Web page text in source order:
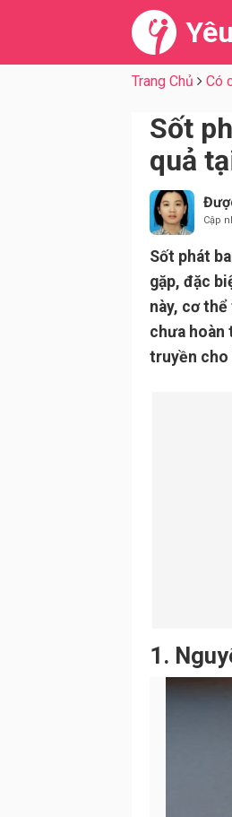
Trang Chủ Có
Sốt
quả
Cập
Sốt phát
gặp, đặc
này, cơ
chưa hoàn
truyền cho
1.